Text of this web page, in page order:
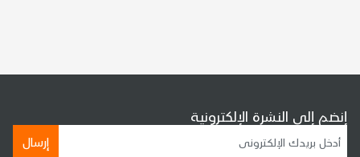
إنضم إلى النشرة الإلكترونية
إرسال